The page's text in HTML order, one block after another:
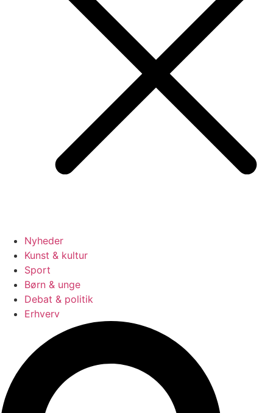
Nyheder
Kunst & kultur
Sport
Børn & unge
Debat & politik
Erhverv